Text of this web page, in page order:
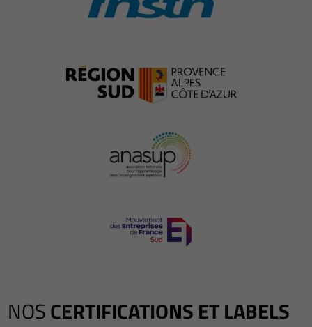
NOSCERTIFICATIONS ET LABELS